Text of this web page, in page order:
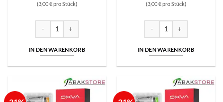
Preis
(3,00 € pro Stück)
Oxva Xlim Pro Pod 0,4 Ohm | 3er Pack | 3ml Menge
IN DEN WARENKORB
Preis
(3,00 € pro Stück)
Oxva Xlim Pro Pod 0,6 Ohm
IN DEN WARENKORB